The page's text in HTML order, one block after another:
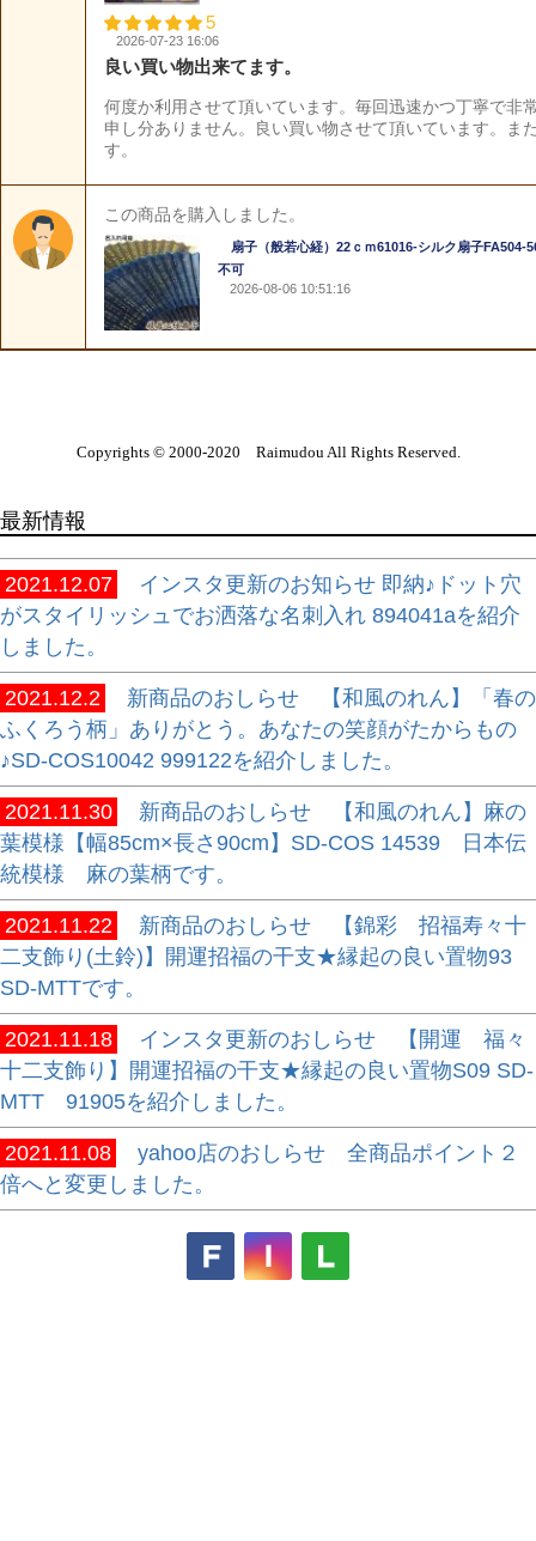
Copyrights © 2000-2020 Raimudou All Rights Reserved.
最新情報
2021.12.07
インスタ更新のお知らせ 即納♪ドット穴
がスタイリッシュでお洒落な名刺入れ 894041aを紹介
しました。
2021.12.2
新商品のおしらせ 【和風のれん】「春の
ふくろう柄」ありがとう。あなたの笑顔がたからもの
♪SD-COS10042 999122を紹介しました。
2021.11.30
新商品のおしらせ 【和風のれん】麻の
葉模様【幅85cm×長さ90cm】SD-COS 14539 日本伝
統模様 麻の葉柄です。
2021.11.22
新商品のおしらせ 【錦彩 招福寿々十
二支飾り(土鈴)】開運招福の干支★縁起の良い置物93
SD-MTTです。
2021.11.18
インスタ更新のおしらせ 【開運 福々
十二支飾り】開運招福の干支★縁起の良い置物S09 SD-
MTT 91905を紹介しました。
2021.11.08
yahoo店のおしらせ 全商品ポイント２
倍へと変更しました。